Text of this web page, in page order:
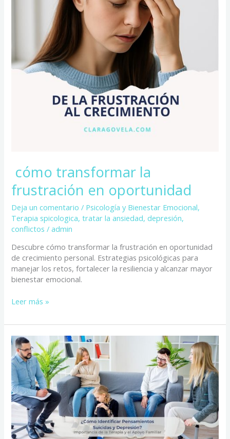
cómo transformar la
frustración en oportunidad
Deja un comentario / Psicología y Bienestar Emocional,
Terapia spicologica,tratar la ansiedad, depresión,
conflictos /admin
Descubre cómo transformar la frustración en oportunidad
de crecimiento personal. Estrategias psicológicas para
manejar los retos, fortalecer la resiliencia y alcanzar mayor
bienestar emocional.
oportunidad
Leer más »
¿Cómo
Identificar
Pensamientos
Suicidas
y
Depresión?